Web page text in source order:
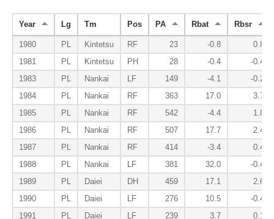
Year Lg Tm Pos PA Rbat Rbsr
1980 PL Kintetsu RF 23 -0.8
0.8
1981
PL Kintetsu PH 28 -0.4
-0.4
1983
PL Nankai LF 149 -4.1
-0.2
1984
PL Nankai RF 363 17.0
3.7
1985
PL Nankai RF 542 -4.4
1.8
1986
PL Nankai RF 507 17.7
2.4
1987
PL Nankai RF 414 -3.4
0.4
1988
PL Nankai LF 381 32.0
-0.4
1989
PL Daiei DH 459 17.1
2.6
1990
PL Daiei LF 276 10.5
-0.4
1991
PL Daiei LF 239 3.7
0.1